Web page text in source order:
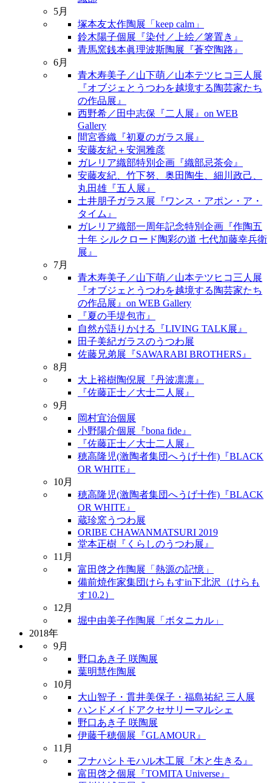
5月
塚本友太作陶展「keep calm」
鈴木陽子個展『染付／上絵／箸置き』
青馬窯銭本眞理波斯陶展『蒼空陶路』
6月
青木寿美子／山下萌／山本テツヒコ三人展
『オブジェとうつわを越境する陶芸家たち
の作品展』
西野希／田中志保『二人展』on WEB
Gallery
間宮香織『初夏のガラス展』
安藤友紀＋安洞雅彦
ガレリア織部特別企画『織部忌茶会』
安藤友紀、竹下努、奥田陶生、細川政己、
丸田雄『五人展』
土井朋子ガラス展『ワンス・アポン・ア・
タイム』
ガレリア織部一周年記念特別企画『作陶五
十年 シルクロード陶彩の道 七代加藤幸兵衛
展』
7月
青木寿美子／山下萌／山本テツヒコ三人展
『オブジェとうつわを越境する陶芸家たち
の作品展』on WEB Gallery
『夏の手堤包市』
自然が語りかける『LIVING TALK展』
田子美紀ガラスのうつわ展
佐藤兄弟展『SAWARABI BROTHERS』
8月
大上裕樹陶倪展『丹波凛凛』
『佐藤正士／大士二人展』
9月
岡村宜治個展
小野陽介個展『bona fide』
『佐藤正士／大士二人展』
穂高隆児(激陶者集団へうげ十作)『BLACK
OR WHITE』
10月
穂高隆児(激陶者集団へうげ十作)『BLACK
OR WHITE』
蔵珍窯うつわ展
ORIBE CHAWANMATSURI 2019
堂本正樹『くらしのうつわ展』
11月
富田啓之作陶展「熱源の記憶」
備前焼作家集団けらもすin下北沢（けらも
す10.2）
12月
堀中由美子作陶展「ボタニカル」
2018年
9月
野口あき子 咲陶展
葉明慧作陶展
10月
大山智子・貫井美保子・福島祐紀 三人展
ハンドメイドアクセサリーマルシェ
野口あき子 咲陶展
伊藤千穂個展『GLAMOUR』
11月
フナハシトモハル木工展『木と生きる』
富田啓之個展『TOMITA Universe』